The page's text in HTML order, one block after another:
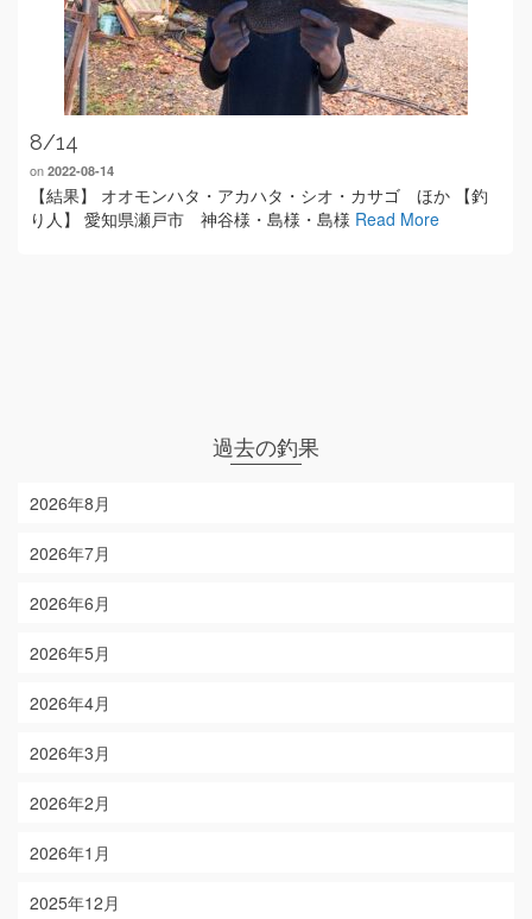
8/14
on 2022-08-14
【結果】 オオモンハタ・アカハタ・シオ・カサゴ ほか 【釣
り人】 愛知県瀬戸市 神谷様・島様・島様 Read More
過去の釣果
2026年8月
2026年7月
2026年6月
2026年5月
2026年4月
2026年3月
2026年2月
2026年1月
2025年12月